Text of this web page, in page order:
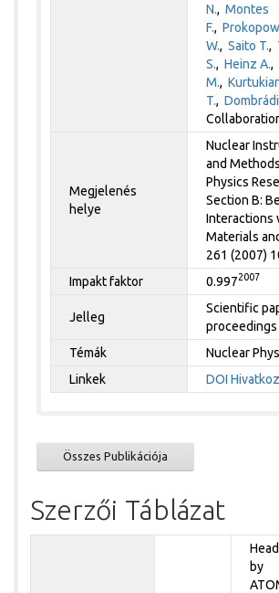
N.,Montes
F.,
W.,Saito T.,
S.,Heinz A.,
M.,
T.,
Megjelenés
helye
Nuclear
and
Physics
Section B:
Interactions
Materials
261 (2007)
Impakt faktor
0.9972007
Jelleg
Scientific
proceedings
Témák
Nuclear
Linkek
DOI
Összes Publikációja
Szerzői Táblázat
by